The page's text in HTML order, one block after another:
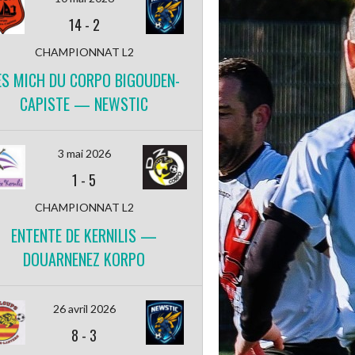
14- 2
CHAMPIONNAT L2
MICH DU CORPO BIGOUDEN-
CAPISTE — NEWSTIC
3 mai 2026
1 - 5
CHAMPIONNAT L2
ENTENTE DE KERNILIS —
DOUARNENEZ KORPO
26 avril 2026
8 - 3